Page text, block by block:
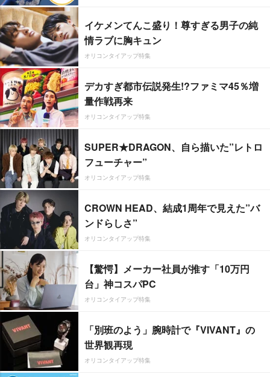
イケメンてんこ盛り！尊すぎる男子の純
情ラブに胸キュン
オリコンタイアップ特集
デカすぎ都市伝説発生!?ファミマ45％増
量作戦再来
オリコンタイアップ特集
SUPER★DRAGON、自ら描いた”レトロ
フューチャー”
オリコンタイアップ特集
CROWN HEAD、結成1周年で見えた”バ
ンドらしさ”
オリコンタイアップ特集
【驚愕】メーカー社員が推す「10万円
台」神コスパPC
オリコンタイアップ特集
「別班のよう」腕時計で『VIVANT』の
世界観再現
オリコンタイアップ特集